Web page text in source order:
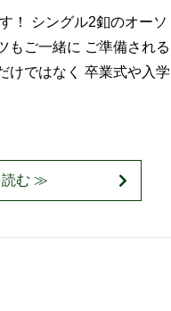
！ シングル2釦のオー
もご一緒に ご準備され
けではなく 卒業式や入
読む ≫